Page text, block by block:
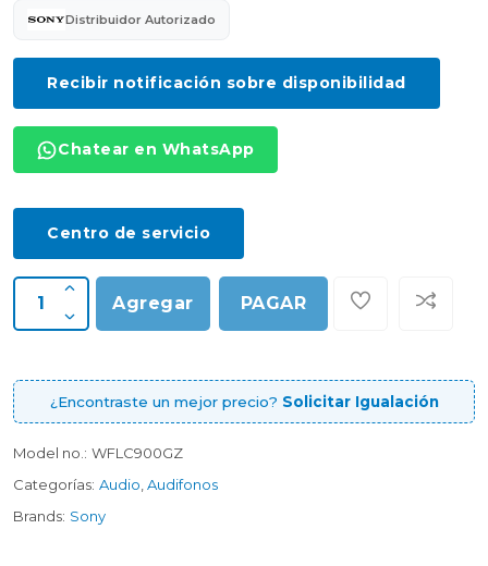
Distribuidor Autorizado
Recibir notificación sobre disponibilidad
Chatear en WhatsApp
Centro de servicio
Agregar PAGAR
¿Encontraste un mejor precio? Solicitar Igualación
Model no.: WFLC900GZ
Categorías: Audio Audifonos
Brands: Sony